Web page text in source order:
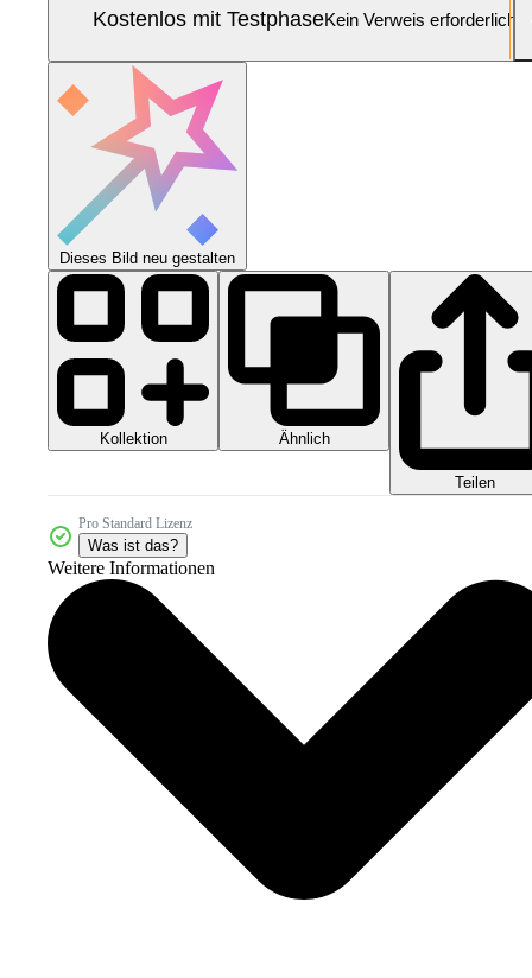
Kostenlos mit TestphaseKein Verweis erforderlich
Dieses Bild neu gestalten
Kollektion Ähnlich
Teilen
Pro Standard Lizenz
Was ist das?
Weitere Informationen